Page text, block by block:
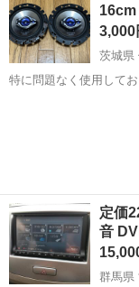
16cm
3,000
茨城県
特に問題なく使用して
定価
音
群馬県